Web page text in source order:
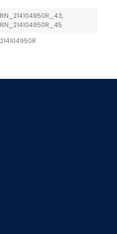
RN_214104950R_43,
RN_214104950R_45
214104950R